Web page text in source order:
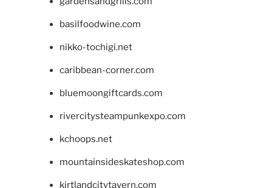
basilfoodwine.com
nikko-tochigi.net
caribbean-corner.com
bluemoongiftcards.com
rivercitysteampunkexpo.com
kchoops.net
mountainsideskateshop.com
kirtlandcitytavern.com